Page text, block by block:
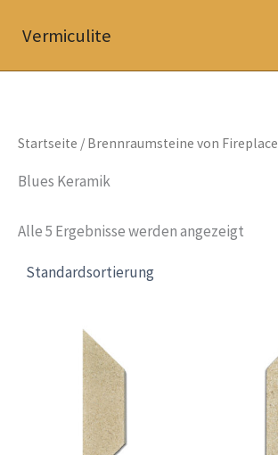
InhaltVermiculite
Startseite / Brennraumsteine von Fireplace
Blues Keramik
Alle 5 Ergebnisse werden angezeigt